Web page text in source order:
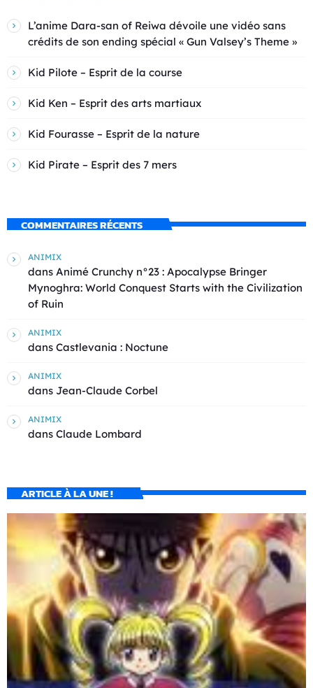
L’anime Dara-san of Reiwa dévoile une vidéo sans
crédits de son ending spécial « Gun Valsey’s Theme »
Kid Pilote – Esprit de la course
Kid Ken – Esprit des arts martiaux
Kid Fourasse – Esprit de la nature
Kid Pirate – Esprit des 7 mers
COMMENTAIRES RÉCENTS
ANIMIX
dans Animé Crunchy n°23 : Apocalypse Bringer
Mynoghra: World Conquest Starts with the Civilization
of Ruin
ANIMIX
dans Castlevania : Noctune
ANIMIX
dans Jean-Claude Corbel
ANIMIX
dans Claude Lombard
ARTICLE À LA UNE !